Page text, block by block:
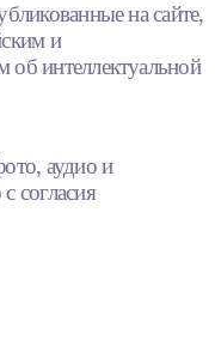
на сайте,
и
об интеллектуальной
аудио и
согласия